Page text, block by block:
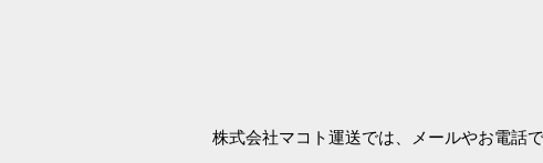
株式会社マコト運送では、メールやお電話